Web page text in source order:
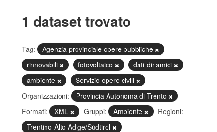
1 dataset trovato
Tag:
Agenzia provinciale opere pubbliche
rinnovabili
fotovoltaico
dati-dinamici
ambiente
Servizio opere civili
Organizzazioni:
Provincia Autonoma di Trento
Formati:
XML Gruppi: Ambiente
Regioni:
Trentino-Alto Adige/Südtirol